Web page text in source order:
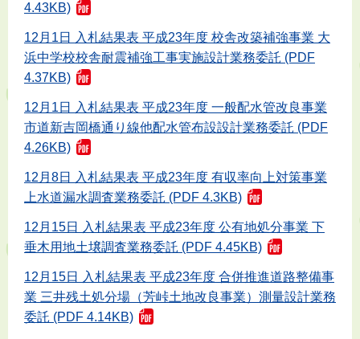
4.43KB)
12月1日 入札結果表 平成23年度 校舎改築補強事業 大
浜中学校校舎耐震補強工事実施設計業務委託 (PDF
4.37KB)
12月1日 入札結果表 平成23年度 一般配水管改良事業
市道新吉岡橋通り線他配水管布設設計業務委託 (PDF
4.26KB)
12月8日 入札結果表 平成23年度 有収率向上対策事業
上水道漏水調査業務委託 (PDF 4.3KB)
12月15日 入札結果表 平成23年度 公有地処分事業 下
垂木用地土壌調査業務委託 (PDF 4.45KB)
12月15日 入札結果表 平成23年度 合併推進道路整備事
業 三井残土処分場（芳峠土地改良事業）測量設計業務
委託 (PDF 4.14KB)